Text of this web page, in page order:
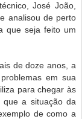
José João,
analisou de perto
que seja feito um
de doze anos, a
em sua
para chegar às
que a situação da
de como a